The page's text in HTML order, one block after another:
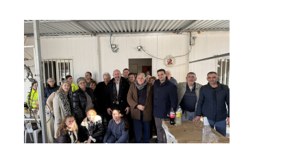
2016
2013
2012
2011
2010